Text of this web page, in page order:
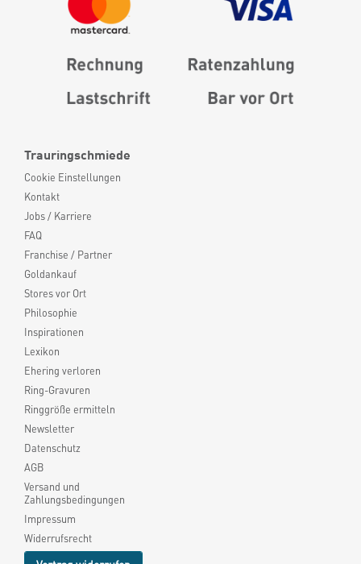
Trauringschmiede
Cookie Einstellungen
Kontakt
Jobs / Karriere
FAQ
Franchise / Partner
Goldankauf
Stores vor Ort
Philosophie
Inspirationen
Lexikon
Ehering verloren
Ring-Gravuren
Ringgröße ermitteln
Newsletter
Datenschutz
AGB
Versand und
Zahlungsbedingungen
Impressum
Widerrufsrecht